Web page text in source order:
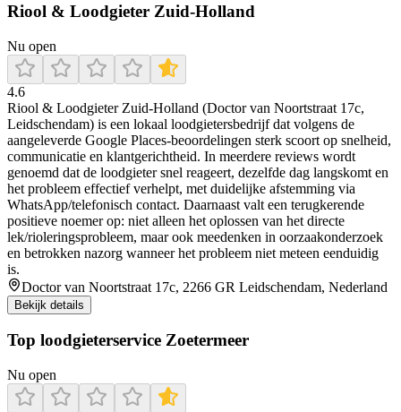
Riool & Loodgieter Zuid-Holland
Nu open
4.6
Riool & Loodgieter Zuid-Holland (Doctor van Noortstraat 17c,
Leidschendam) is een lokaal loodgietersbedrijf dat volgens de
aangeleverde Google Places-beoordelingen sterk scoort op snelheid,
communicatie en klantgerichtheid. In meerdere reviews wordt
genoemd dat de loodgieter snel reageert, dezelfde dag langskomt en
het probleem effectief verhelpt, met duidelijke afstemming via
WhatsApp/telefonisch contact. Daarnaast valt een terugkerende
positieve noemer op: niet alleen het oplossen van het directe
lek/rioleringsprobleem, maar ook meedenken in oorzaakonderzoek
en betrokken nazorg wanneer het probleem niet meteen eenduidig
is.
Doctor van Noortstraat 17c, 2266 GR Leidschendam, Nederland
Bekijk details
Top loodgieterservice Zoetermeer
Nu open